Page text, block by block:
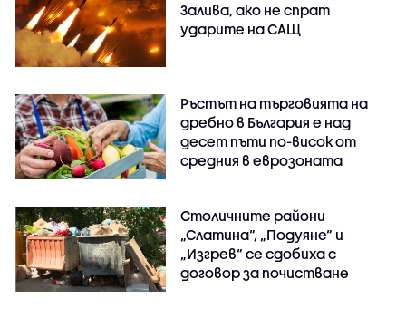
Залива, ако не спрат
ударите на САЩ
Ръстът на търговията на
дребно в България е над
десет пъти по-висок от
средния в еврозоната
Столичните райони
„Слатина“, „Подуяне“ и
„Изгрев“ се сдобиха с
договор за почистване